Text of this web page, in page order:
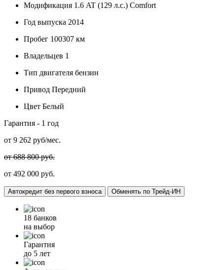
Модификация 1.6 AT (129 л.с.) Comfort
Год выпуска 2014
Пробег 100307 км
Владельцев 1
Тип двигателя бензин
Привод Передний
Цвет Белый
Гарантия - 1 год
от 9 262 руб/мес.
от 688 800 руб.
от 492 000 руб.
Автокредит без первого взноса Обменять по Трейд-ИН
18 банков
на выбор
Гарантия
до 5 лет